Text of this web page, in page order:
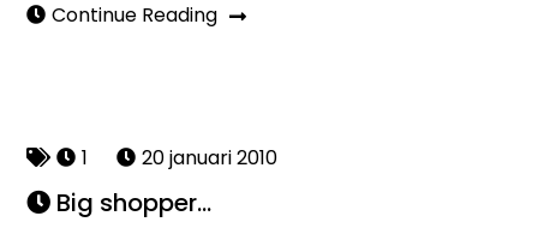
Continue Reading
1 20 januari 2010
Big shopper…